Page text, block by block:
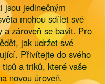
jsou jedinečným
mohou sdílet své
a zároveň se bavit. Pro
jak udržet své
Přivítejte do svého
a triků, které vaše
novou úroveň.